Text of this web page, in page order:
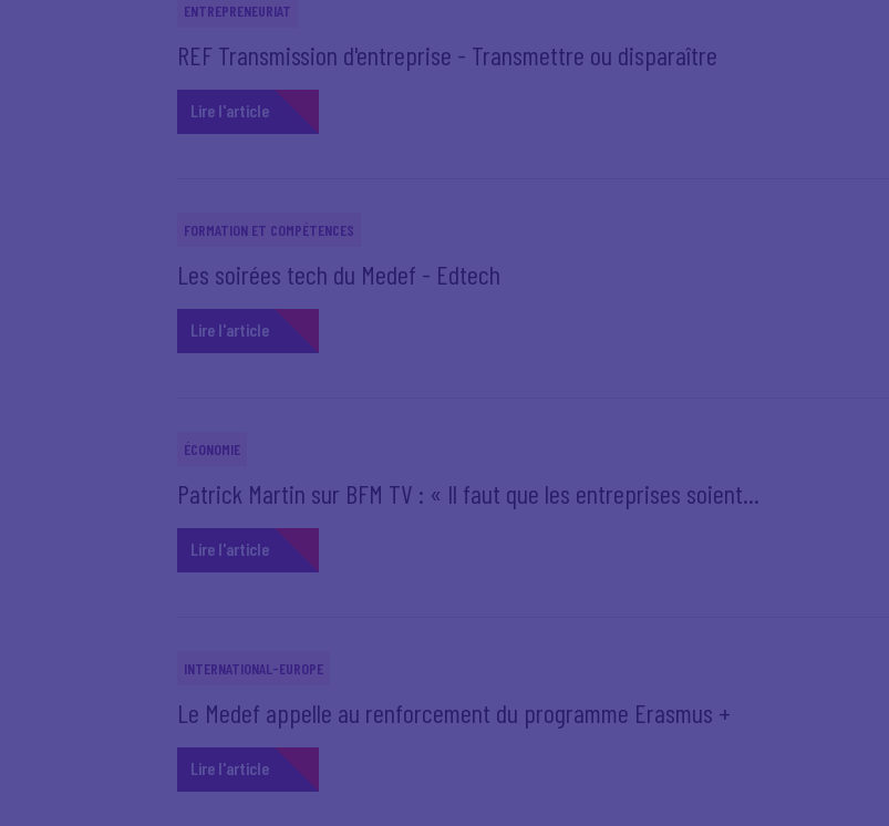
ENTREPRENEURIAT
REF Transmission d'entreprise - Transmettre ou disparaître
Lire l'article
FORMATION ET COMPÉTENCES
Les soirées tech du Medef - Edtech
Lire l'article
ÉCONOMIE
Patrick Martin sur BFM TV : « Il faut que les entreprises soient...
Lire l'article
INTERNATIONAL-EUROPE
Le Medef appelle au renforcement du programme Erasmus +
Lire l'article